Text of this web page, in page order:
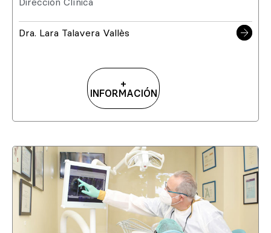
Dra. Lara Talavera Vallès
+
INFORMACIÓN